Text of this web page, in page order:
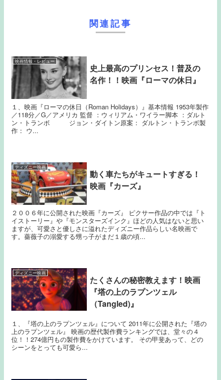
関連記事
映画情報・レビュー
史上最高のプリンセス！普及の
名作！！映画『ローマの休日』
１、映画『ローマの休日（Roman Holidays）』基本情報 1953年製作
／118分／G／アメリカ 監督 ：ウィリアム・ワイラー脚本 ：ダルト
ン・トランボ ジョン・ダイトン原案： ダルトン・トランボ製
作： ウ...
ディズニー映画
動く車たちがキュートすぎる！
映画『カーズ』
２００６年に公開された映画『カーズ』 ピクサー作品の中では『ト
イストーリー』や『モンスターズインク』ほどの人気はないと思い
ますが、可愛さと優しさに溢れたディズニー作品らしい名映画で
す。薔薇子の溺愛する甥っ子がまだ１歳の頃...
ディズニー映画
たくさんの秘密教えます！映画
『塔の上のラプンツェル
（Tangled)』
１、『塔の上のラプンツェル』について 2011年に公開された『塔の
上のラプンツェル』 映画の歴代製作費ランキングでは、堂々の４
位！！274億円もの製作費をかけています。 その甲斐あって、どの
シーンをとっても可愛ら...